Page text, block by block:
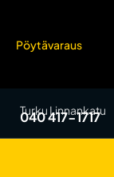
Pöytävaraus
Turku Linnankatu
040 417-1717